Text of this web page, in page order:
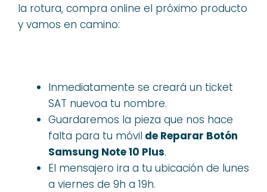
la rotura, compra online el próximo producto
y vamos en camino:
Inmediatamente se creará un ticket
SAT nuevoa tu nombre.
Guardaremos la pieza que nos hace
falta para tu móvil de Reparar Botón
Samsung Note 10 Plus.
El mensajero ira a tu ubicación de lunes
a viernes de 9h a 19h.